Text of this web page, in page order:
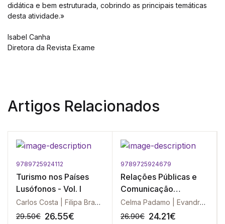
didática e bem estruturada, cobrindo as principais temáticas
desta atividade.»
Isabel Canha
Diretora da Revista Exame
Artigos Relacionados
9789725924112
Turismo nos Países
Lusófonos - Vol. I
Carlos Costa | Filipa Brandão | Rui Costa | Zélia Breda
29.50€ 26.55€
9789725924679
Relações Públicas e
Comunicação
Organizacional - Vol. VCelma Padamo | Evandro Oliveira | Gisela Gonçalves | Joaquim Caetano | José Gabriel Andrade | José Quintela | José Rui Reis | José Viegas Soares | Maria Aparecida Ferrari | Miguel Nuno Portugal | Nuno Goulart Brandão | Sandra Pereira | Sónia Sebastião | Susana de Carvalho Spínola | Teresa Ruão
26.90€ 24.21€